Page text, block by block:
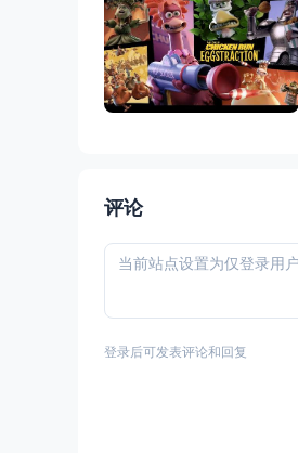
评论
登录后可发表评论和回复